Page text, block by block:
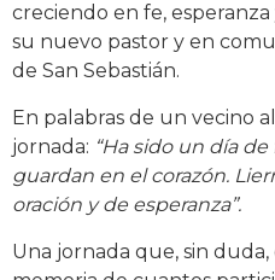
creciendo en fe,
su nuevo pastor y en
de San Sebastián.
En palabras de un vecino
jornada: “Ha sido un día
guardan en el corazón.
oración y de esperanza”.
Una jornada que, sin